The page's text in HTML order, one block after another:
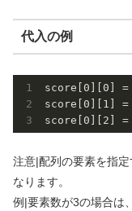
代入の例
score[0 ][0 ] =
score[0 ][ 1 ] =
score[0 ][ 2 ] =
注意|配列の要素を指
なります。
例|要素数が3の場合は